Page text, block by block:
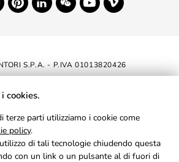
S.P.A. - P.IVA 01013820426
DI ACCESSIBILITÀ
AREA RISERVATA
PRIVACY
cookies.
terze parti utilizziamo i cookie come
policy.
di tali tecnologie chiudendo questa
con un link o un pulsante al di fuori di